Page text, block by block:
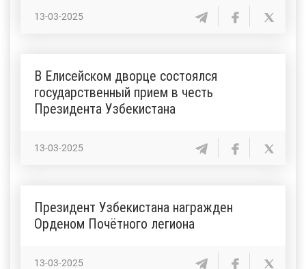
13-03-2025
В Елисейском дворце состоялся
государственный прием в честь
Президента Узбекистана
13-03-2025
Президент Узбекистана награжден
Орденом Почётного легиона
13-03-2025